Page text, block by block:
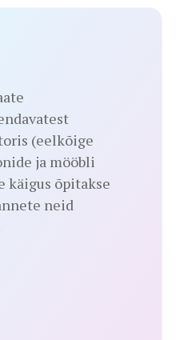
(eelkõige
ja mööbli
käigus õpitakse
neid